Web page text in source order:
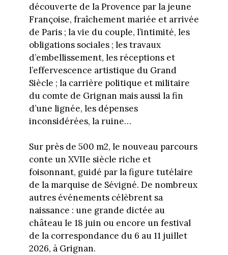
découverte de la Provence par la jeune
Françoise, fraîchement mariée et arrivée
de Paris ; la vie du couple, l’intimité, les
obligations sociales ; les travaux
d’embellissement, les réceptions et
l’effervescence artistique du Grand
Siècle ; la carrière politique et militaire
du comte de Grignan mais aussi la fin
d’une lignée, les dépenses
inconsidérées, la ruine…
Sur près de 500 m2, le nouveau parcours
conte un XVIIe siècle riche et
foisonnant, guidé par la figure tutélaire
de la marquise de Sévigné. De nombreux
autres événements célèbrent sa
naissance : une grande dictée au
château le 18 juin ou encore un festival
de la correspondance du 6 au 11 juillet
2026, à Grignan.